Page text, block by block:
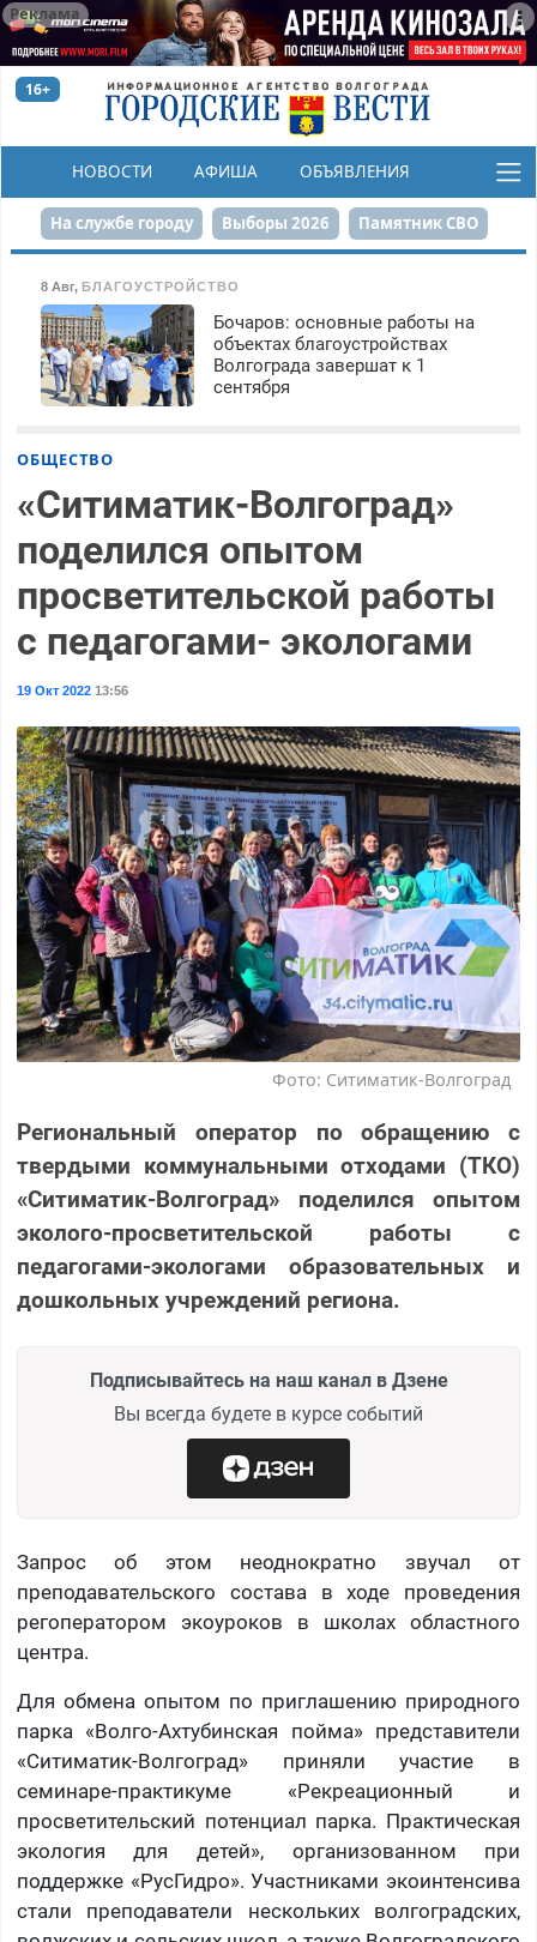
Реклама
16+
НОВОСТИ АФИША ОБЪЯВЛЕНИЯ
КОНКУРСЫ
На службе городу Выборы 2026 Памятник СВО
Сталинград в сердце
Набережная День Победы Реконструкция ЦПКиО
80-летие Победы Парк Героев-летчиков
8 Авг, БЛАГОУСТРОЙСТВО
Бочаров: основные работы на
объектах благоустройствах
Волгограда завершат к 1
сентября
ОБЩЕСТВО
«Ситиматик-Волгоград»
поделился опытом
просветительской работы
с педагогами- экологами
19 Окт 202213:56
Фото: Ситиматик-Волгоград
Региональный оператор по обращению с
твердыми коммунальными отходами (ТКО)
«Ситиматик-Волгоград» поделился опытом
эколого-просветительской работы с
педагогами-экологами образовательных и
дошкольных учреждений региона.
Подписывайтесь на наш канал в Дзене
Вы всегда будете в курсе событий
Запрос об этом неоднократно звучал от
преподавательского состава в ходе проведения
регоператором экоуроков в школах областного
центра.
Для обмена опытом по приглашению природного
парка «Волго-Ахтубинская пойма» представители
«Ситиматик-Волгоград» приняли участие в
семинаре-практикуме «Рекреационный и
просветительский потенциал парка. Практическая
экология для детей», организованном при
поддержке «РусГидро». Участниками экоинтенсива
стали преподаватели нескольких волгоградских,